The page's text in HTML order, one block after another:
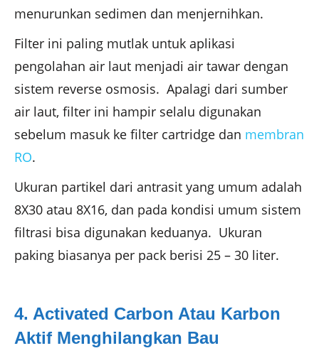
menurunkan sedimen dan menjernihkan.
Filter ini paling mutlak untuk aplikasi
pengolahan air laut menjadi air tawar dengan
sistem reverse osmosis. Apalagi dari sumber
air laut, filter ini hampir selalu digunakan
sebelum masuk ke filter cartridge dan membran
RO.
Ukuran partikel dari antrasit yang umum adalah
8X30 atau 8X16, dan pada kondisi umum sistem
filtrasi bisa digunakan keduanya. Ukuran
paking biasanya per pack berisi 25 – 30 liter.
4. Activated Carbon Atau Karbon
Aktif Menghilangkan Bau